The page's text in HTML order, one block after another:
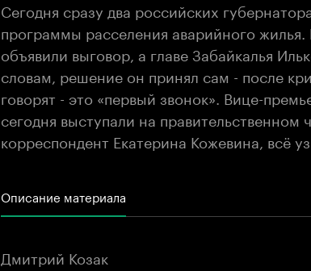
Сегодня сразу два российских
программы расселения аварийного жилья.
объявили выговор, а главе Забайкалья
словам, решение он принял сам - после
говорят - это «первый звонок». Вице-
сегодня выступали на
корреспондент Екатерина Кожевина, всё
Описание материала
Дмитрий Козак